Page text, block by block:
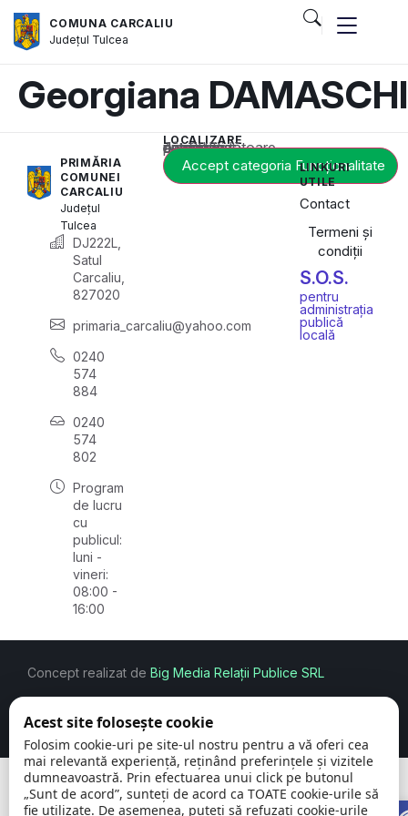
COMUNA CARCALIU
Județul Tulcea
Georgiana
PRIMĂRIA
COMUNEI
CARCALIU
Județul
Tulcea
DJ222L,
Satul
Carcaliu,
827020
primaria_carcaliu@yahoo.com
0240
574
884
0240
574
802
Program
de lucru
cu
publicul:
luni -
vineri:
08:00 -
16:00
LOCALIZARE
Acest conținut este blocat până când acceptați categoria corespunzătoare de cookie-uri.
Accept categoria Funcționalitate
LINKURI
UTILE
Contact
Termeni și
condiții
S.O.S.
pentru
administrația
publică
locală
Tulcea
2026
Concept realizat de Big Media Relații Publice SRL
Acest site folosește cookie
Folosim cookie-uri pe site-ul nostru pentru a vă oferi cea
mai relevantă experiență, reținând preferințele și vizitele
dumneavoastră. Prin efectuarea unui click pe butonul
„Sunt de acord”, sunteți de acord ca TOATE cookie-urile să
fie utilizate. De asemenea, puteți să refuzați cookie-urile